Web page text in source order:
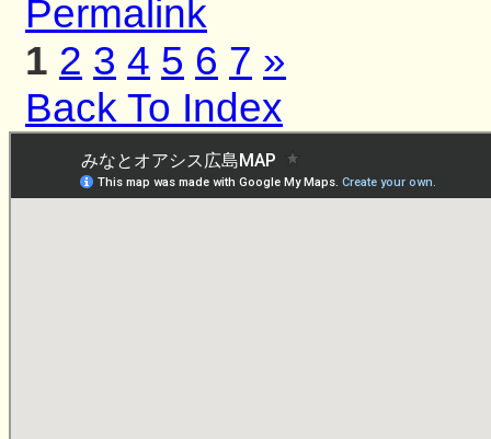
Permalink
1 2 3 4 5 6 7 »
Back To Index